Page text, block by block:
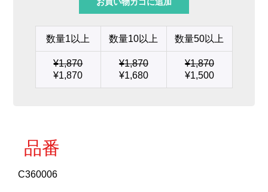
ー
ル
は
ん
だ
除
数量1以上 数量10以上 数量50以上
¥1,870
¥1,870
¥1,870
¥1,680
¥1,870
¥1,500
品番
C360006